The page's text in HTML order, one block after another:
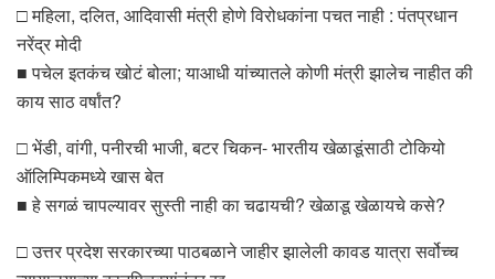
□ महिला, दलित, आदिवासी मंत्री होणे विरोधकांना पचत नाही : पंतप्रधान
नरेंद्र मोदी
■ पचेल इतकंच खोटं बोला; याआधी यांच्यातले कोणी मंत्री झालेच नाहीत की
काय साठ वर्षांत?
□ भेंडी, वांगी, पनीरची भाजी, बटर चिकन- भारतीय खेळाडूंसाठी टोकियो
ऑलिम्पिकमध्ये खास बेत
■ हे सगळं चापल्यावर सुस्ती नाही का चढायची? खेळाडू खेळायचे कसे?
□ उत्तर प्रदेश सरकारच्या पाठबळाने जाहीर झालेली कावड यात्रा सर्वोच्च